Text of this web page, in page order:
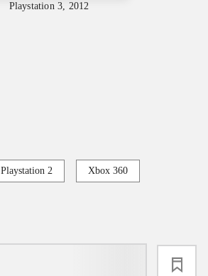
Playstation 3, 2012
Playstation 2 Xbox 360